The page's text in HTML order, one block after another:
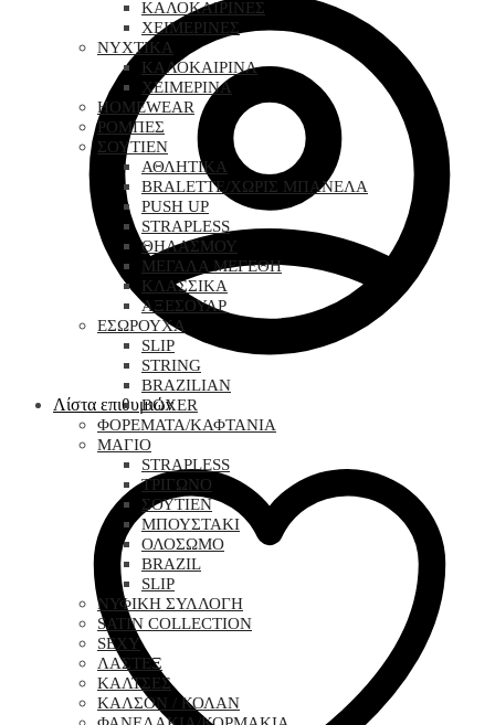
Λίστα επιθυμιών
ΚΑΛΟΚΑΙΡΙΝΕΣ
ΧΕΙΜΕΡΙΝΕΣ
ΝΥΧΤΙΚΑ
ΚΑΛΟΚΑΙΡΙΝΑ
ΧΕΙΜΕΡΙΝΑ
HOMEWEAR
ΡΟΜΠΕΣ
ΣΟΥΤΙΕΝ
ΑΘΛΗΤΙΚΑ
BRALETTE/ΧΩΡΙΣ ΜΠΑΝΕΛΑ
PUSH UP
STRAPLESS
ΘΗΛΑΣΜΟΥ
ΜΕΓΑΛΑ ΜΕΓΕΘΗ
ΚΛΑΣΣΙΚΑ
ΑΞΕΣΟΥΑΡ
ΕΣΩΡΟΥΧΑ
SLIP
STRING
BRAZILIAN
BOXER
ΦΟΡΕΜΑΤΑ/ΚΑΦΤΑΝΙΑ
ΜΑΓΙΟ
STRAPLESS
ΤΡΙΓΩΝΟ
ΣΟΥΤΙΕΝ
ΜΠΟΥΣΤΑΚΙ
ΟΛΟΣΩΜΟ
BRAZIL
SLIP
ΝΥΦΙΚΗ ΣΥΛΛΟΓΗ
SATIN COLLECTION
SEXY
ΛΑΣΤΕΞ
ΚΑΛΤΣΕΣ
ΚΑΛΣΟΝ / ΚΟΛΑΝ